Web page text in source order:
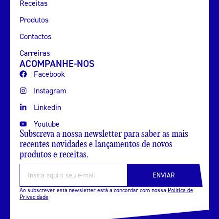
Receitas
Produtos
Contactos
Carreiras
ACOMPANHE-NOS
Facebook
Instagram
Linkedin
Youtube
Subscreva a nossa newsletter para saber as mais
recentes novidades e lançamentos de novos
produtos e receitas.
ENVIAR
Ao subscrever esta newsletter está a concordar com nossa Política de
Privacidade